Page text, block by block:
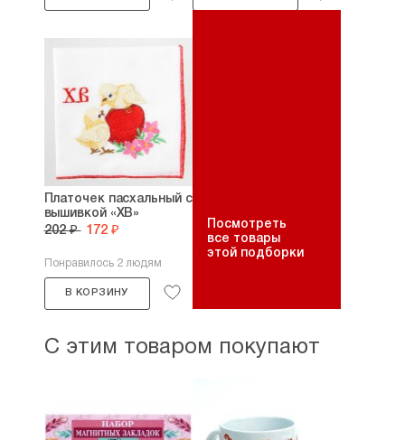
Платочек пасхальный с
вышивкой «ХВ»
202 ₽ 172 ₽
Понравилось 2 людям
В КОРЗИНУ
Посмотреть
все товары
этой подборки
С этим товаром покупают